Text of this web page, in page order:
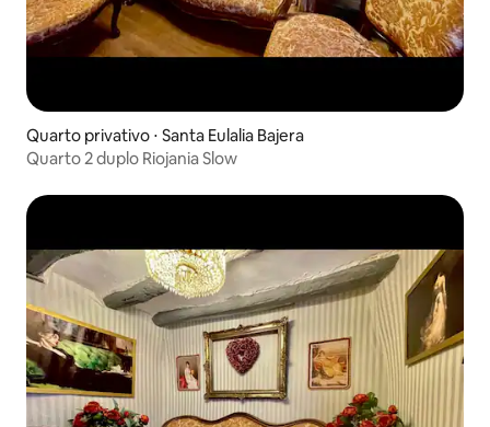
Quarto privativo ⋅ Santa Eulalia Bajera
Quarto 2 duplo Riojania Slow